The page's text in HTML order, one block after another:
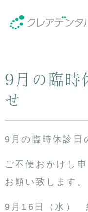
9月の臨時
せ
9月の臨時休診日
ご不便おかけし
お願い致します。
9月16日（水）